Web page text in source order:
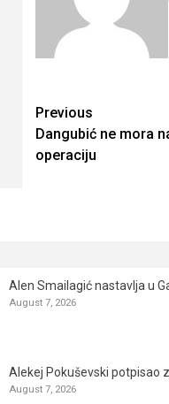
Continue
Reading
Previous
Dangubić ne mora
operaciju
Alen Smailagić nastavlja u
August 7, 2026
Alekej Pokuševski potpisao
August 7, 2026